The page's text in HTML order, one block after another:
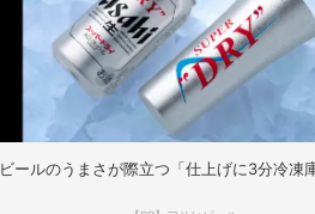
ビールのうまさが際立つ「仕上げに3分冷凍